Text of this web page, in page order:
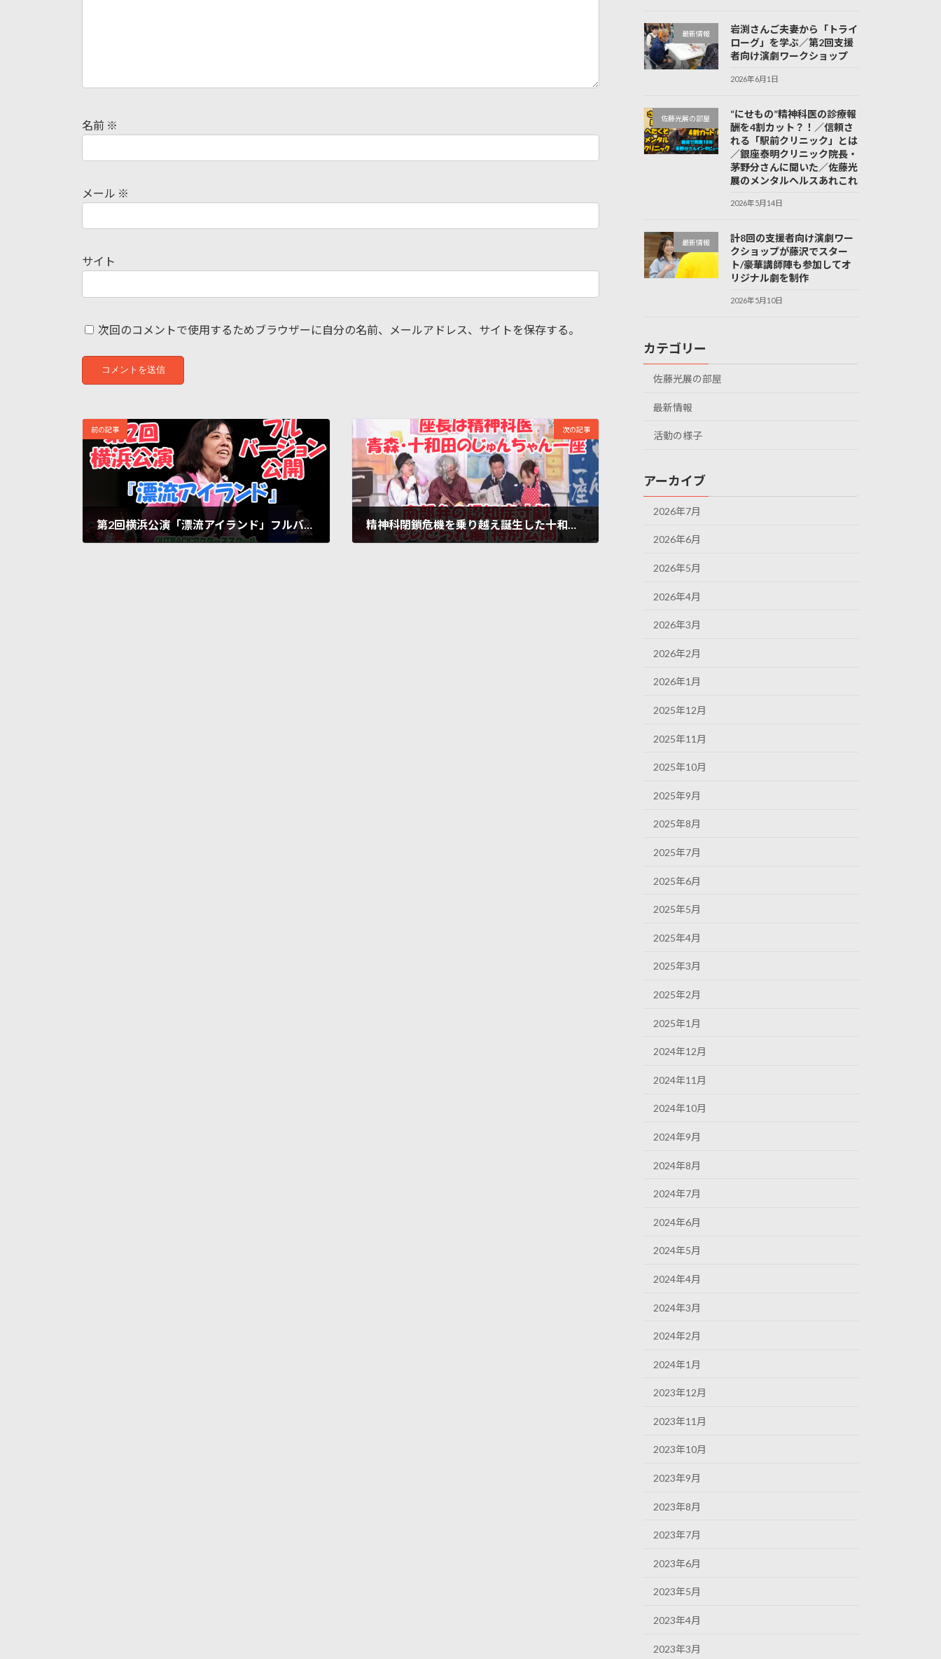
名前 ※
メール ※
サイト
次回のコメントで使用するためブラウザーに自分の名前、メールアドレス、サイトを保存する。
前の記事
第2回横浜公演「漂流アイランド」フルバージョン特別公開／OUTBACKアクターズスクール
次の記事
精神科閉鎖危機を乗り越え誕生した十和田の「じゅんちゃん一座」／楽しい認知症寸劇が大人気／佐藤光展のメンタルヘルスあれこれ
最新情報
岩渕さんご夫妻から「トライ
ローグ」を学ぶ／第2回支援
者向け演劇ワークショップ
2026年6月1日
佐藤光展の部屋
“にせもの”精神科医の診療報
酬を4割カット？！／信頼さ
れる「駅前クリニック」とは
／銀座泰明クリニック院長・
茅野分さんに聞いた／佐藤光
展のメンタルヘルスあれこれ
2026年5月14日
最新情報
計8回の支援者向け演劇ワー
クショップが藤沢でスター
ト/豪華講師陣も参加してオ
リジナル劇を制作
2026年5月10日
カテゴリー
佐藤光展の部屋
最新情報
活動の様子
アーカイブ
2026年7月
2026年6月
2026年5月
2026年4月
2026年3月
2026年2月
2026年1月
2025年12月
2025年11月
2025年10月
2025年9月
2025年8月
2025年7月
2025年6月
2025年5月
2025年4月
2025年3月
2025年2月
2025年1月
2024年12月
2024年11月
2024年10月
2024年9月
2024年8月
2024年7月
2024年6月
2024年5月
2024年4月
2024年3月
2024年2月
2024年1月
2023年12月
2023年11月
2023年10月
2023年9月
2023年8月
2023年7月
2023年6月
2023年5月
2023年4月
2023年3月